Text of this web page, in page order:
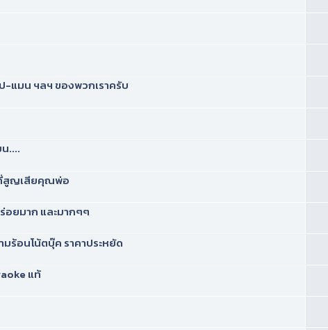
แมน ฯลฯ ของพวกเราครับ
....
สูญเสียคุณพ่อ
อยมาก และมากๆๆ
ร้อนโน้ตบุ๊ค ราคาประหยัด
แท้